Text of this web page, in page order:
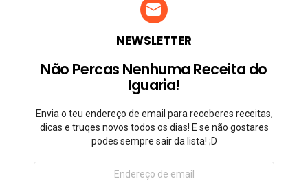
NEWSLETTER
Não Percas Nenhuma Receita do
Iguaria!
Envia o teu endereço de email para receberes receitas,
dicas e truqes novos todos os dias! E se não gostares
podes sempre sair da lista! ;D
Endereço